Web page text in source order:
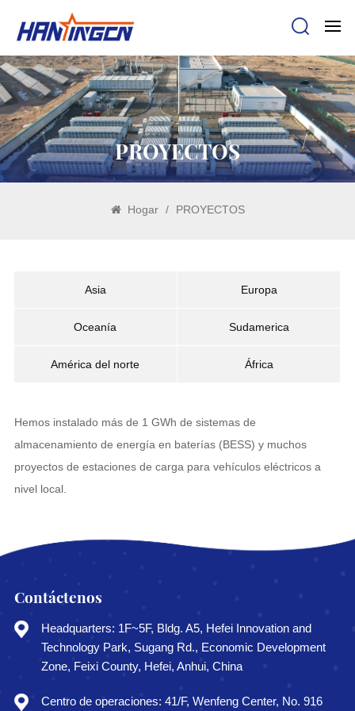
PROYECTOS
Hogar / PROYECTOS
Asia Europa
Oceanía Sudamerica
América del norte África
Hemos instalado más de 1 GWh de sistemas de
almacenamiento de energía en baterías (BESS) y muchos
proyectos de estaciones de carga para vehículos eléctricos a
nivel local.
Contáctenos
Headquarters: 1F~5F, Bldg. A5, Hefei Innovation and
Technology Park, Sugang Rd., Economic Development
Zone, Feixi County, Hefei, Anhui, China
Centro de operaciones: 41/F, Wenfeng Center, No. 916